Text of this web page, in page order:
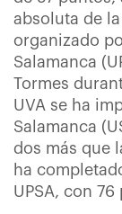
absoluta de
organizado
Salamanca
Tormes
UVA se ha
Salamanca
dos más que
ha
UPSA, con 76